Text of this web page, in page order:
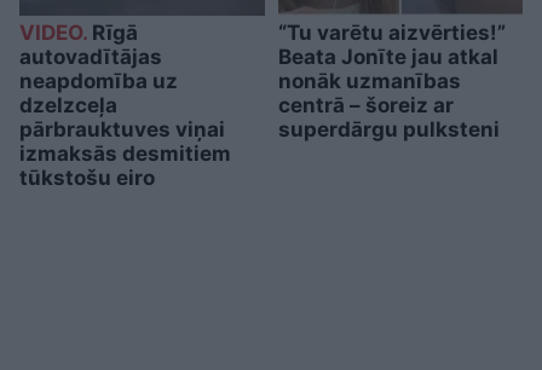
VIDEO. Rīgā
autovadītājas
neapdomība uz
dzelzceļa
pārbrauktuves viņai
izmaksās desmitiem
tūkstošu eiro
“Tu varētu aizvērties!”
Beata Jonīte jau atkal
nonāk uzmanības
centrā – šoreiz ar
superdārgu pulksteni